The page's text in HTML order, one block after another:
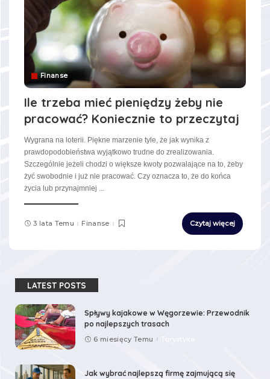
Finanse
Ile trzeba mieć pieniędzy żeby nie
pracować? Koniecznie to przeczytaj
Wygrana na loterii. Piękne marzenie tyle, że jak wynika z
prawdopodobieństwa wyjątkowo trudne do zrealizowania.
Szczególnie jeżeli chodzi o większe kwoty pozwalające na to, żeby
żyć swobodnie i już nie pracować. Czy oznacza to, że do końca
życia lub przynajmniej ...
3 lata Temu Finanse Czytaj więcej
LATEST POSTS
Spływy kajakowe w Węgorzewie: Przewodnik
po najlepszych trasach
6 miesięcy Temu
Jak wybrać najlepszą firmę zajmującą się